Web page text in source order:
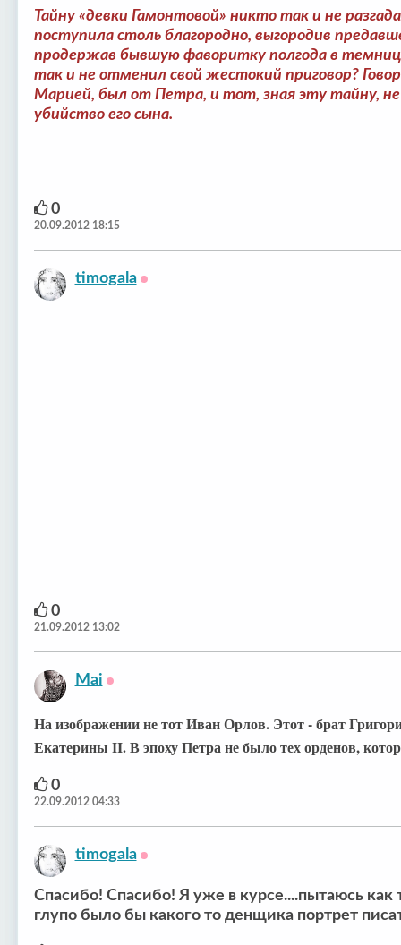
Тайну «девки Гамонтовой» никто так и не
поступила столь благородно, выгородив
продержав бывшую фаворитку полгода в
так и не отменил свой жестокий приговор?
Марией, был от Петра, и тот, зная эту тайну,
убийство его сына.
0
20.09.2012 18:15
timogala
0
21.09.2012 13:02
Mai
На изображении не тот Иван Орлов. Этот - брат
Екатерины II. В эпоху Петра не было тех орденов,
0
22.09.2012 04:33
timogala
Спасибо! Спасибо! Я уже в курсе....пытаюсь как
глупо было бы какого то денщика портрет